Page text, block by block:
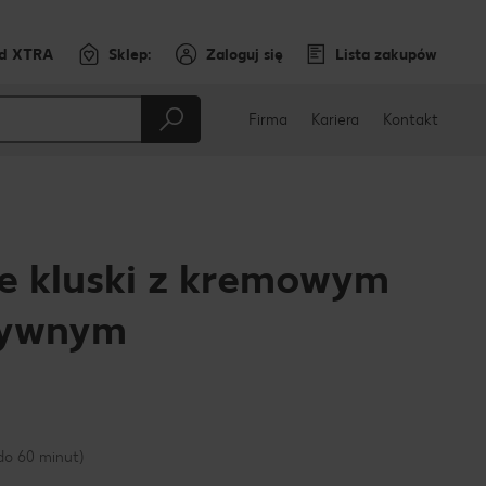
XTRA Sklep: Zaloguj się Lista zakupów
Firma Kariera Kontakt
kluski z kremowym
60 minut)